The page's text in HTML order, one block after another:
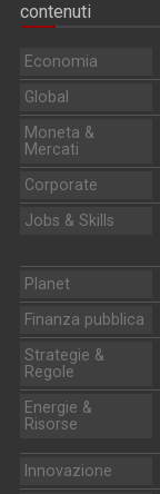
contenuti
Economia
Global
Moneta &
Mercati
Corporate
Jobs & Skills
Planet
Finanza pubblica
Strategie &
Regole
Energie &
Risorse
Innovazione